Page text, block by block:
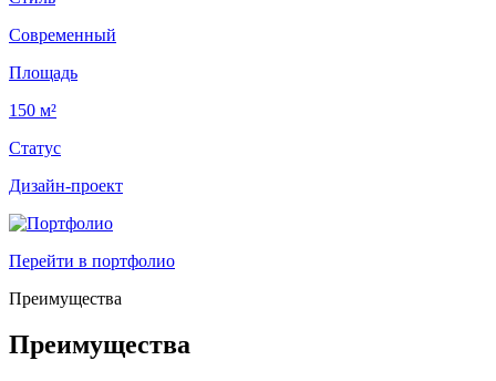
Современный
Площадь
150 м²
Статус
Дизайн-проект
Перейти в портфолио
Преимущества
Преимущества